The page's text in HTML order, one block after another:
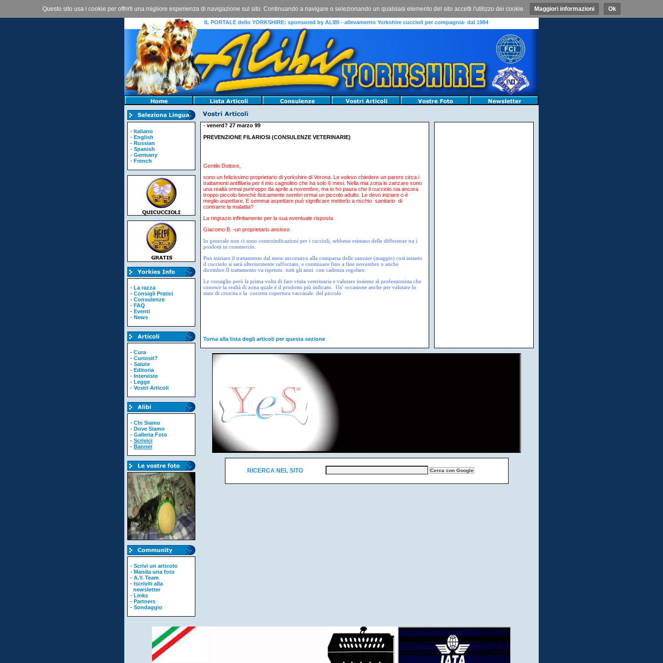
Questo sito usa i cookie per offrirti una migliore esperienza di navigazione sul sito. Continuando a navigare o selezionando un qualsiasi elemento del sito accetti l'utilizzo dei cookie. Maggiori informazioni Ok
IL PORTALE dello YORKSHIRE: sponsored by ALIBI - allevamento Yorkshire cuccioli per compagnia- dal 1984
- Italiano
- English
- Russian
- Spanish
- Germany
- French
- La razza
- Consigli Pratici
- Consulenze
- FAQ
- Eventi
- News
- Cura
- Curiosit?
- Salute
- Editoria
- Interviste
- Legge
- Vostri Articoli
- Chi Siamo
- Dove Siamo
- Galleria Foto
- Scrivici
- Banner
- Scrivi un articolo
- Manda una foto
- A.Y. Team
- Iscriviti alla
newsletter
- Links
- Partners
- Sondaggio
- venerd? 27 marzo 99
PREVENZIONE FILARIOSI (CONSULENZE VETERINARIE)
Gentile Dottore,
sono un felicissimo proprietario di yorkshire di Verona. Le volevo chiedere un parere circa i
trattamenti antifilaria per il mio cagnolino che ha solo 6 mesi. Nella mia zona le zanzare sono
una realtà ormai purtroppo da aprile a novembre, ma io ho paura che il cucciolo sia ancora
troppo piccolo benchè fisicamente sembri ormai un piccolo adulto. Le devo iniziare o è
meglio aspettare. E semmai aspettare può significare metterlo a rischio sanitario di
contrarre la malattia?
La ringrazio infinitamente per la sua eventuale risposta
Giacomo B. -un proprietario ansioso
In generale non ci sono controindicazioni per i cuccioli, sebbene esistano delle differenze tra i
prodotti in commercio.
Può iniziare il trattamento dal mese successivo alla comparsa delle zanzare (maggio) così intanto
il cucciolo si sarà ulteriormente rafforzato, e continuare fino a fine novembre o anche
dicembre.Il trattamento va ripetuto tutti gli anni con cadenza regolare.
Le consiglio però la prima volta di fare visita veterinaria e valutare insieme al professionista che
conosce la realtà di zona quale è il prodotto più indicato. Un' occasione anche per valutare lo
stato di crescita e la corretta copertura vaccinale del piccolo
Torna alla lista degli articoli per questa sezione
RICERCA NEL SITO